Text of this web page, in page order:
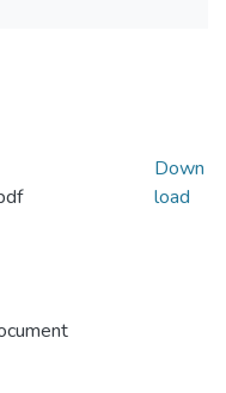
Down
load